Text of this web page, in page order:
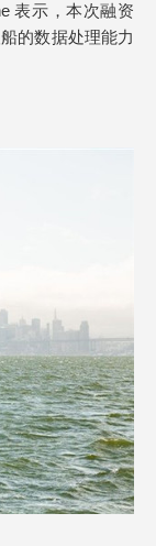
表示，本次融资
的数据处理能力